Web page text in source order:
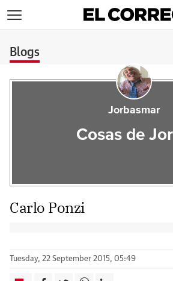
Blogs
Jorbasmar
Cosas de
Carlo Ponzi
Tuesday, 22 September 2015, 05:49